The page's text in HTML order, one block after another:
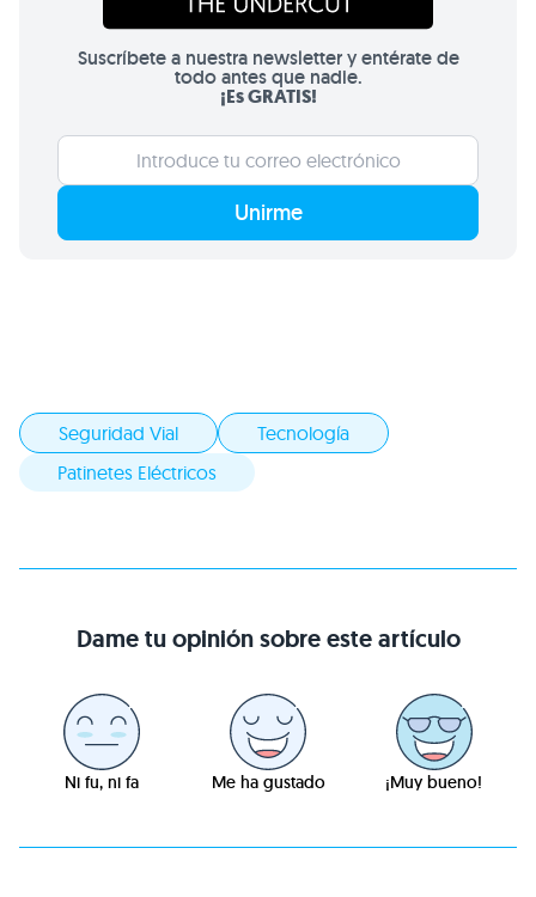
Suscríbete a nuestra newsletter y entérate de
todo antes que nadie.
¡Es GRATIS!
Unirme
Seguridad Vial
Tecnología
Patinetes Eléctricos
Dame tu opinión sobre este artículo
Ni fu, ni fa Me ha gustado ¡Muy bueno!